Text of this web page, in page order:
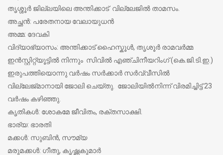
തൃശ്ശൂര്‍ ജില്ലയിലെ അന്തിക്കാട് വില്ലേജില്‍ താമസം.
അച്ഛന്‍: പരേതനായ വേലായുധന്‍
അമ്മ: ദേവകി
വിദ്യാഭ്യാസം: അന്തിക്കാട് ഹൈസ്കൂള്‍, തൃശൂര്‍ രാമവര്‍മ്മ
ഇന്‍സ്റ്റിറ്റ്യൂട്ടില്‍ നിന്നും സിവില്‍ എഞ്ചിനീയറിംഗ് (കെ.ജി.ടി.ഇ.)
ഇരുപത്തിയൊന്നു വര്‍ഷം സര്‍ക്കാര്‍ സര്‍വ്വീസില്‍
വില്ലേജ്മാനായി ജോലി ചെയ്തു. ജോലിയില്‍നിന്ന് വിരമിച്ചിട്ട് 23
വര്‍ഷം കഴിഞ്ഞു.
കൃതികള്‍: ശോകമേ ജീവിതം, രക്തസാക്ഷി.
ഭാര്യ: ഭാരതി
മക്കള്‍: സുബിന്‍, സൗമ്യ
മരുമക്കള്‍: ഗീതു, കൃഷ്ണകുമാര്‍